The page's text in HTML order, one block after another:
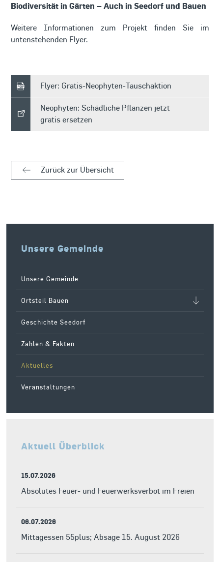
Biodiversität in Gärten – Auch in Seedorf und Bauen
Weitere Informationen zum Projekt finden Sie im
untenstehenden Flyer.
Flyer: Gratis-Neophyten-Tauschaktion
Neophyten: Schädliche Pflanzen jetzt
gratis ersetzen
Zurück zur Übersicht
Unsere Gemeinde
Unsere Gemeinde
Ortsteil Bauen
Geschichte Seedorf
Zahlen & Fakten
Aktuelles
Veranstaltungen
Aktuell Überblick
15.07.2026
Absolutes Feuer- und Feuerwerksverbot im Freien
06.07.2026
Mittagessen 55plus; Absage 15. August 2026